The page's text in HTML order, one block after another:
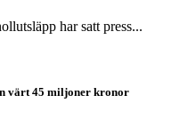
har satt press...
värt 45 miljoner kronor